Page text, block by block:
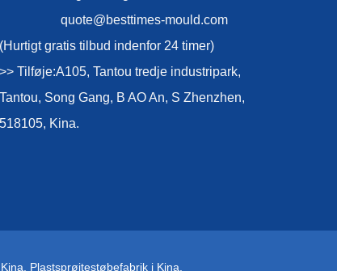
quote@besttimes-mould.com
(Hurtigt gratis tilbud indenfor 24 timer)
>> Tilføje:A105, Tantou tredje industripark,
Tantou, Song Gang, B AO An, S Zhenzhen,
518105, Kina.
Plastsprøjtestøbefabrik i Kina